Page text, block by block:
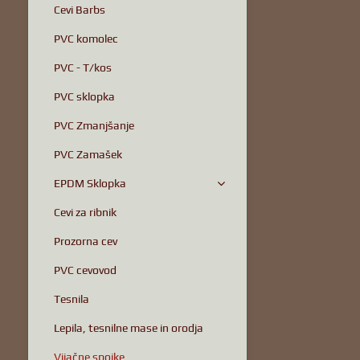
Cevi Barbs
PVC komolec
PVC - T/kos
PVC sklopka
PVC Zmanjšanje
PVC Zamašek
EPDM Sklopka
Cevi za ribnik
Prozorna cev
PVC cevovod
Tesnila
Lepila, tesnilne mase in orodja
Vijačne spojke